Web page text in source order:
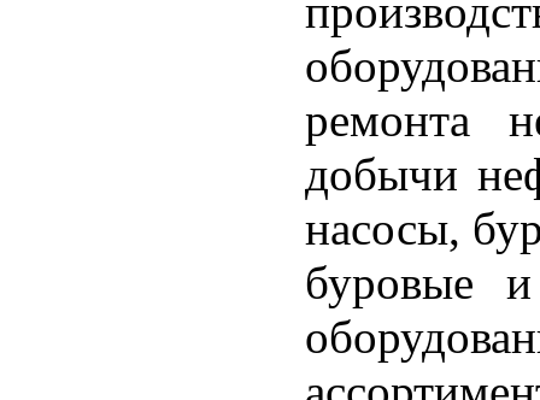
ремонта
добычи
насосы,
буровые